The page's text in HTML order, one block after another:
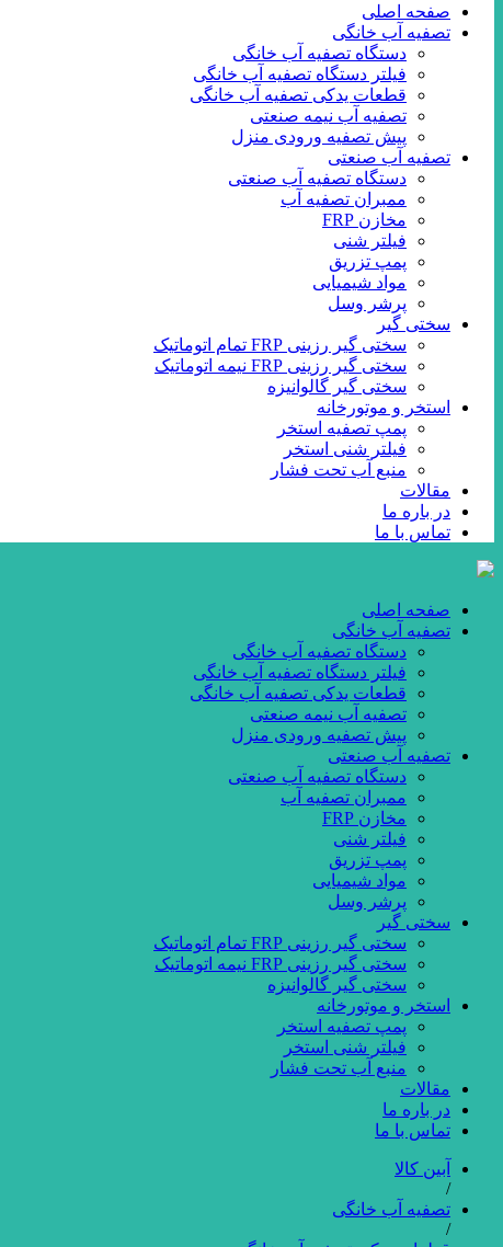
صفحه اصلی
تصفیه آب خانگی
دستگاه تصفیه آب خانگی
فیلتر دستگاه تصفیه آب خانگی
قطعات یدکی تصفیه آب خانگی
تصفیه آب نیمه صنعتی
پیش تصفیه ورودی منزل
تصفیه آب صنعتی
دستگاه تصفیه آب صنعتی
ممبران تصفیه آب
مخازن FRP
فیلتر شنی
پمپ تزریق
مواد شیمیایی
پرشر وسل
سختی گیر
سختی گیر رزینی FRP تمام اتوماتیک
سختی گیر رزینی FRP نیمه اتوماتیک
سختی گیر گالوانیزه
استخر و موتورخانه
پمپ تصفیه استخر
فیلتر شنی استخر
منبع آب تحت فشار
مقالات
در باره ما
تماس با ما
صفحه اصلی
تصفیه آب خانگی
دستگاه تصفیه آب خانگی
فیلتر دستگاه تصفیه آب خانگی
قطعات یدکی تصفیه آب خانگی
تصفیه آب نیمه صنعتی
پیش تصفیه ورودی منزل
تصفیه آب صنعتی
دستگاه تصفیه آب صنعتی
ممبران تصفیه آب
مخازن FRP
فیلتر شنی
پمپ تزریق
مواد شیمیایی
پرشر وسل
سختی گیر
سختی گیر رزینی FRP تمام اتوماتیک
سختی گیر رزینی FRP نیمه اتوماتیک
سختی گیر گالوانیزه
استخر و موتورخانه
پمپ تصفیه استخر
فیلتر شنی استخر
منبع آب تحت فشار
مقالات
در باره ما
تماس با ما
آبین کالا
/
تصفیه آب خانگی
/